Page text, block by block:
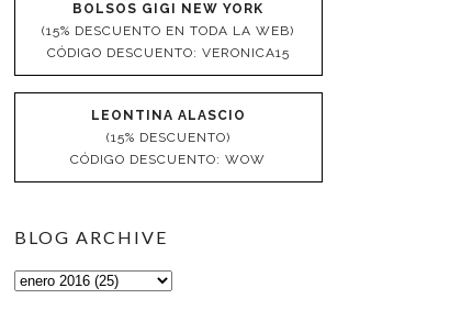
BOLSOS GIGI NEW YORK
(15% DESCUENTO EN TODA LA WEB)
CÓDIGO DESCUENTO: VERONICA15
LEONTINA ALASCIO
(15% DESCUENTO)
CÓDIGO DESCUENTO: WOW
BLOG ARCHIVE